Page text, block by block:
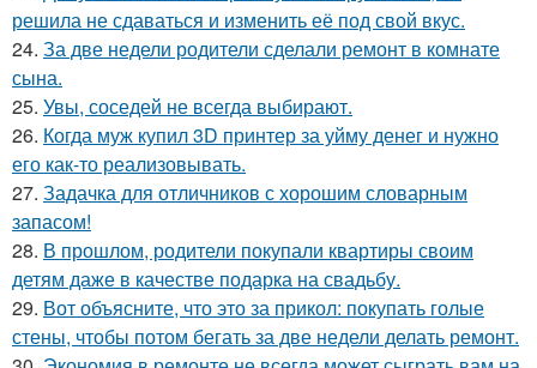
решила не сдаваться и изменить её под свой вкус.
24. За две недели родители сделали ремонт в комнате
сына.
25. Увы, соседей не всегда выбирают.
26. Когда муж купил 3D принтер за уйму денег и нужно
его как-то реализовывать.
27. Задачка для отличников с хорошим словарным
запасом!
28. В прошлом, родители покупали квартиры своим
детям даже в качестве подарка на свадьбу.
29. Вот объясните, что это за прикол: покупать голые
стены, чтобы потом бегать за две недели делать ремонт.